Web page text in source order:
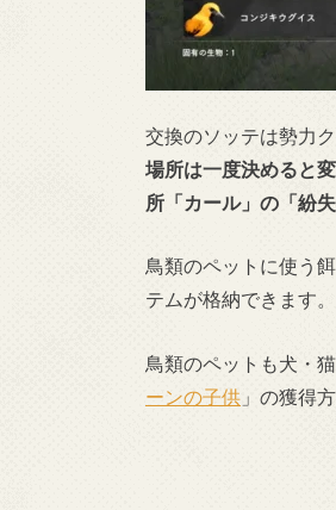
交換のソッテは勢力
場所は一度決めると
所「カール」の「紛
鳥類のペットに使う
テムが格納できます。
鳥類のペットも犬・
ーンの子供 」の獲得